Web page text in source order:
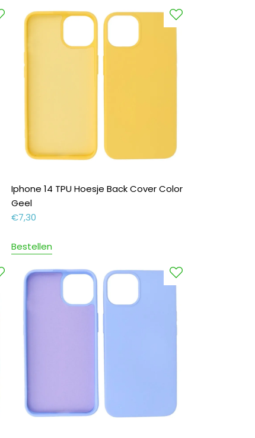
Iphone 14 TPU Hoesje Back Cover Color
Geel
€7,30
Bestellen